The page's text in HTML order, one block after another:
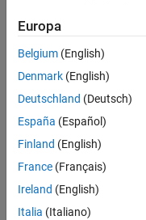
Europa
Belgium (English)
Denmark (English)
Deutschland (Deutsch)
España (Español)
Finland (English)
France (Français)
Ireland (English)
Italia (Italiano)
Centro di fiducia
Antipirateria
Stato
© 1994-2026 The